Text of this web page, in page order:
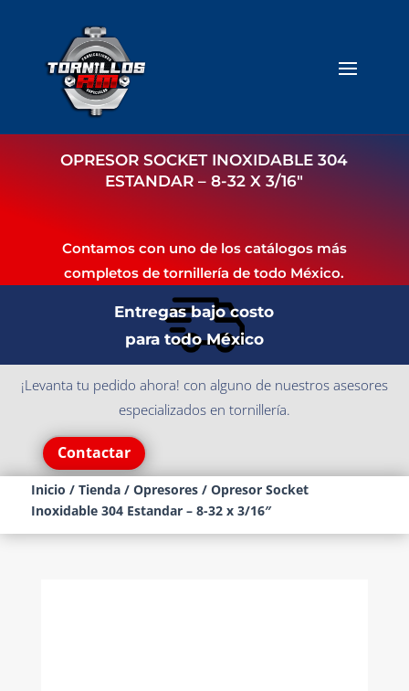
OPRESOR SOCKET INOXIDABLE 304
ESTANDAR – 8-32 X 3/16″
Contamos con uno de los catálogos más
completos de tornillería de todo México.
Entregas bajo costo
para todo México
¡Levanta tu pedido ahora! con alguno de nuestros asesores
especializados en tornillería.
Contactar
Inicio / Tienda/ Opresores/ Opresor Socket
Inoxidable 304 Estandar – 8-32 x 3/16″